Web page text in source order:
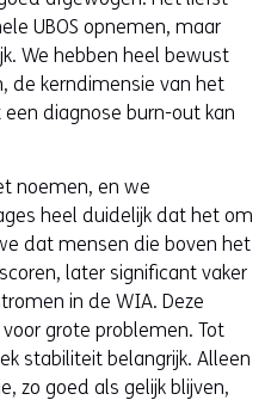
v
e
r
w
i
t
n
a
a
r
e
e
UBOS opnemen, maar
We hebben heel bewust
de kerndimensie van het
diagnose burn-out kan
noemen, en we
heel duidelijk dat het om
dat mensen die boven het
later significant vaker
in de WIA. Deze
voor grote problemen. Tot
stabiliteit belangrijk. Alleen
zo goed als gelijk blijven,